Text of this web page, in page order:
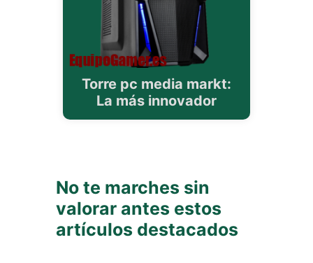
Torre pc media markt:
La más innovador
No te marches sin
valorar antes estos
artículos destacados